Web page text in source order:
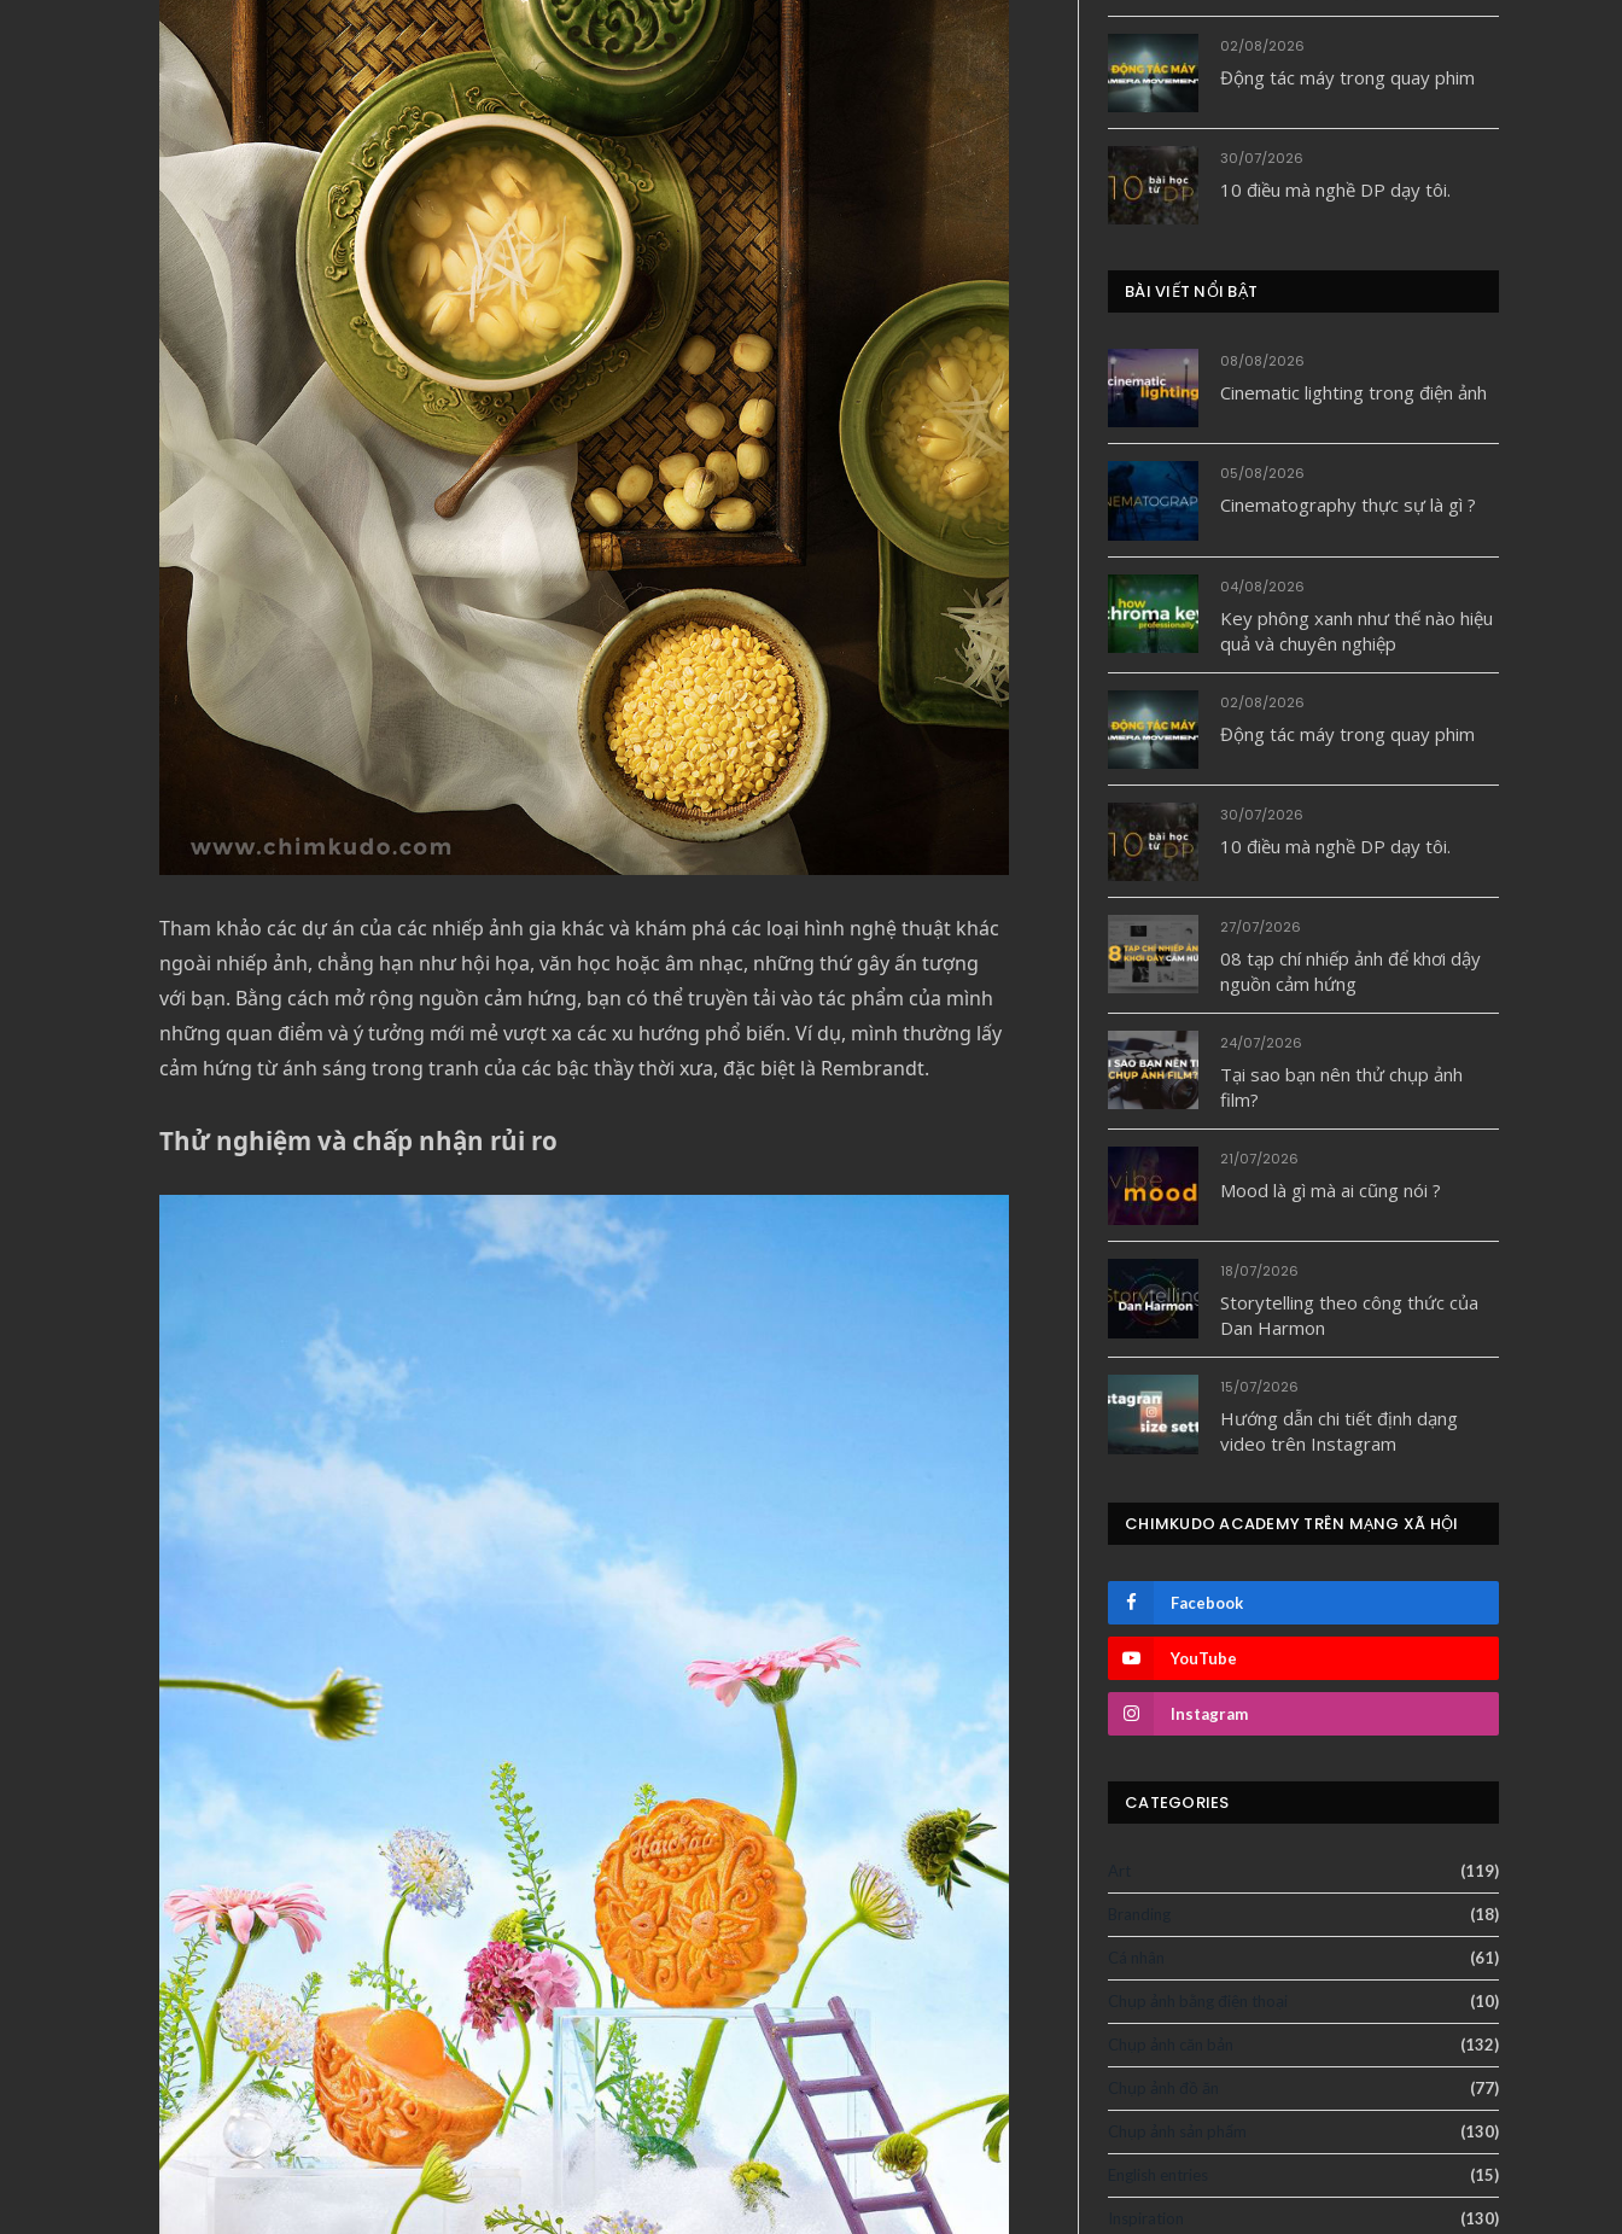
Tham khảo các dự án của các nhiếp ảnh gia khác và khám phá các loại hình nghệ thuật khác
ngoài nhiếp ảnh, chẳng hạn như hội họa, văn học hoặc âm nhạc, những thứ gây ấn tượng
với bạn. Bằng cách mở rộng nguồn cảm hứng, bạn có thể truyền tải vào tác phẩm của mình
những quan điểm và ý tưởng mới mẻ vượt xa các xu hướng phổ biến. Ví dụ, mình thường lấy
cảm hứng từ ánh sáng trong tranh của các bậc thầy thời xưa, đặc biệt là Rembrandt.
Thử nghiệm và chấp nhận rủi ro
02/08/2026
Động tác máy trong quay phim
30/07/2026
10 điều mà nghề DP dạy tôi.
BÀI VIẾT NỔI BẬT
08/08/2026
Cinematic lighting trong điện ảnh
05/08/2026
Cinematography thực sự là gì ?
04/08/2026
Key phông xanh như thế nào hiệu
quả và chuyên nghiệp
02/08/2026
Động tác máy trong quay phim
30/07/2026
10 điều mà nghề DP dạy tôi.
27/07/2026
08 tạp chí nhiếp ảnh để khơi dậy
nguồn cảm hứng
24/07/2026
Tại sao bạn nên thử chụp ảnh
film?
21/07/2026
Mood là gì mà ai cũng nói ?
18/07/2026
Storytelling theo công thức của
Dan Harmon
15/07/2026
Hướng dẫn chi tiết định dạng
video trên Instagram
CHIMKUDO ACADEMY TRÊN MẠNG XÃ HỘI
Facebook
YouTube
Instagram
CATEGORIES
(119)
(18)
(61)
(10)
(132)
(77)
(130)
(15)
(130)